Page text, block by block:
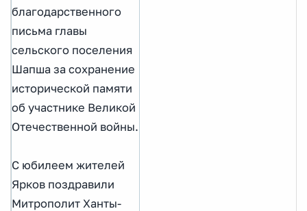
благодарственного
письма главы
сельского поселения
Шапша за сохранение
исторической памяти
об участнике Великой
Отечественной войны.
С юбилеем жителей
Ярков поздравили
Митрополит Ханты-